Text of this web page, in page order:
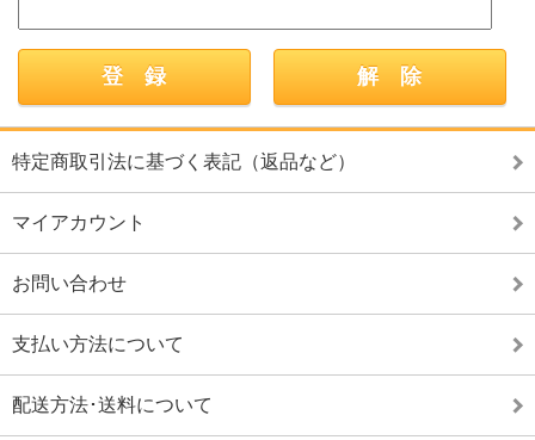
特定商取引法に基づく表記（返品など）
マイアカウント
お問い合わせ
支払い方法について
配送方法･送料について